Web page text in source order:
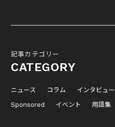
記事カテゴリー
CATEGORY
ニュース コラム インタビュー
Sponsored
イベント 用語集